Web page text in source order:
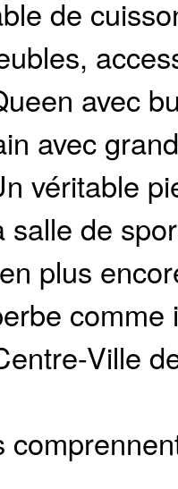
de
avec
avec
véritable
salle de
plus
Ville